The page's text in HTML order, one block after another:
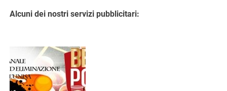
Alcuni dei nostri servizi pubblicitari: